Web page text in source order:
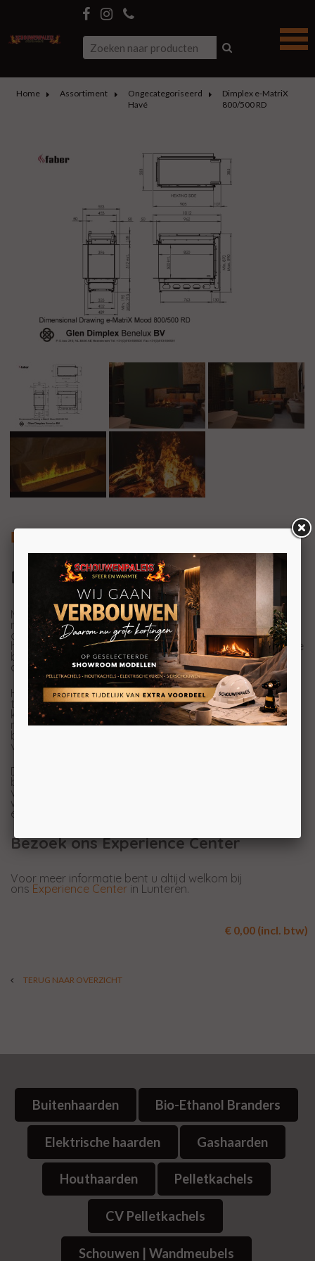
Home Assortiment
Ongecategoriseerd
Havé
Dimplex e-MatriX
800/500 RD
Dimplex e-MatriX 800/500 RD
Dimplex e-MatriX 800/500 RD
Met de e-MatriX 800/500 RD heeftDimplex weer een
mooieelektrische haard toegevoegd aan het
assortiment. Met deze haard geniet u van een prachtig
hoogwaardig haardvuur. De e-MatriX 800/500 RD is in te
bouwen naar uw stijl, wat bijgas- enhouthaardenniet
altijd mogelijk is.
Het vlammenspel is te danken aan deOpti-myst
technologie. Dit is een samenspel van opwervelende
koudwaternevel en speciale Led-verlichting. De Opti-
myst technologie bestaat niet alleen uit een prachtig
beeld, maar er komt ook geluid aan te pas. Het geluid
van knisperend hout maakt deze haard helemaal af!
De e-MatriX wordt standaard geleverd met zowel
bodem- als topverlichting. Deze subtiele LED-verlichting
versterkt de uitstraling van het houtset en gloeibed,
waardoor ook zonder actieve gasvlammen een sfeervol
en realistisch vuurbeeld ontstaat.
Bezoek ons Experience Center
Voor meer informatie bent u altijd welkom bij
ons Experience Center in Lunteren.
€ 0,00 (incl. btw)
TERUG NAAR OVERZICHT
Buitenhaarden Bio-Ethanol Branders
Elektrische haarden Gashaarden
Houthaarden Pelletkachels
CV Pelletkachels
Schouwen | Wandmeubels